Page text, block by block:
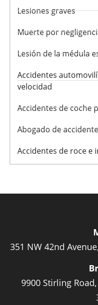
Lesiones graves
Muerte por
Lesión de la médula
Accidentes
velocidad
Accidentes de coche
Abogado de
Accidentes de roce e
351 NW 42nd
9900 Stirling